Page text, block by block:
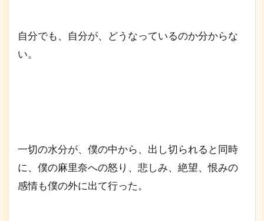
自分でも、自分が、どうなっているのか分からな
い。
一切の水分が、僕の中から、出し切られると同時
に、僕の麻里奈への怒り、悲しみ、絶望、恨みの
感情も僕の外に出て行った。